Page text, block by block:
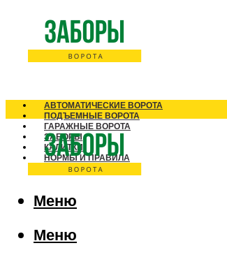
АВТОМАТИЧЕСКИЕ ВОРОТА
ПОДЪЕМНЫЕ ВОРОТА
ГАРАЖНЫЕ ВОРОТА
ЗАБОРЫ
КАЛИТКИ
НОРМЫ И ПРАВИЛА
Меню
Меню